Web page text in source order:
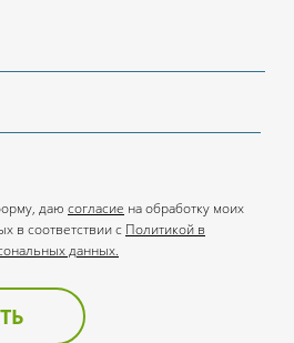
даю согласие на обработку моих
в соответствии с Политикой в
данных.